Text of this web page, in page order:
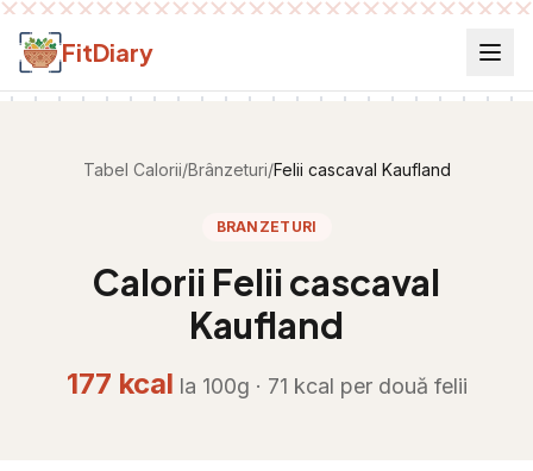
Salt la conținut
FitDiary
Tabel Calorii/Brânzeturi/Felii cascaval Kaufland
BRANZETURI
Calorii Felii cascaval
Kaufland
177 kcal la 100g · 71 kcal per două felii